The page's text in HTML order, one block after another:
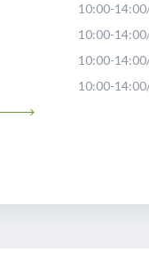
10:00-
10:00-
10:00-
10:00-